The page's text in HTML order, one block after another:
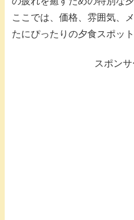
ここでは、価格、雰囲気、
たにぴったりの夕食スポッ
スポン